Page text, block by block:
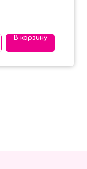
В корзину